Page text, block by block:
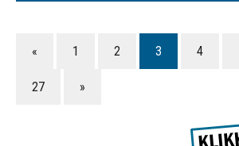
« 1 2 3 4
27 »